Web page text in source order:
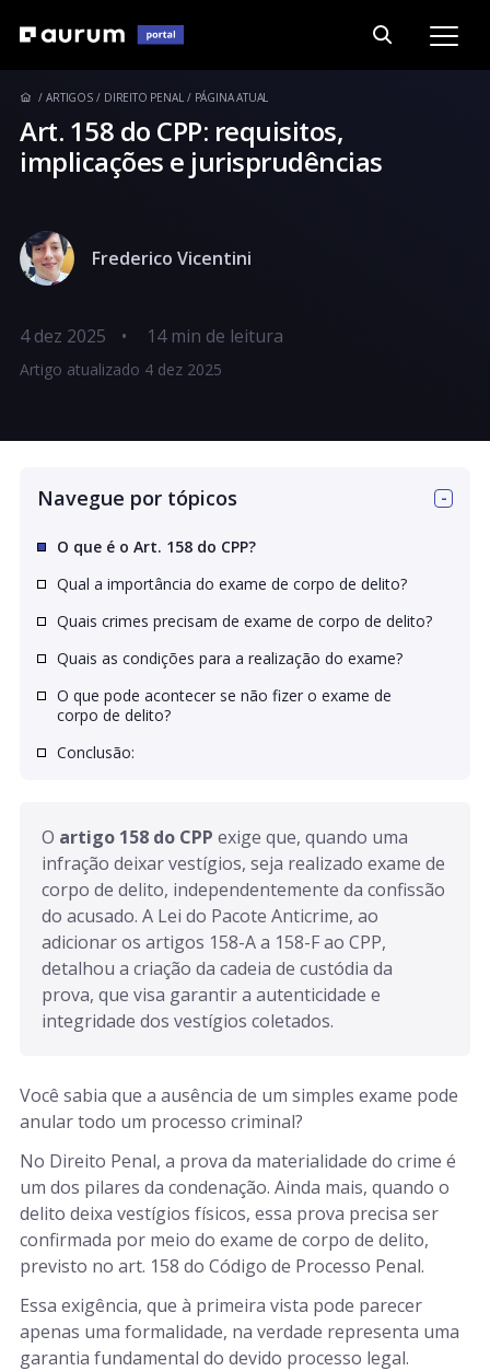
ARTIGOS DIREITO PENAL PÁGINA ATUAL
Art. 158 do CPP: requisitos,
implicações e jurisprudências
Frederico Vicentini
4 dez 2025 •
Artigo atualizado 4 dez 2025
Navegue por tópicos
O que é o Art. 158 do CPP?
Qual a importância do exame de corpo de delito?
Quais crimes precisam de exame de corpo de delito?
Quais as condições para a realização do exame?
O que pode acontecer se não fizer o exame de
corpo de delito?
Conclusão:
O artigo 158 do CPP exige que, quando uma
infração deixar vestígios, seja realizado exame de
corpo de delito, independentemente da confissão
do acusado. A Lei do Pacote Anticrime, ao
adicionar os artigos 158-A a 158-F ao CPP,
detalhou a criação da cadeia de custódia da
prova, que visa garantir a autenticidade e
integridade dos vestígios coletados.
Você sabia que a ausência de um simples exame pode
anular todo um processo criminal?
No Direito Penal, a prova da materialidade do crime é
um dos pilares da condenação. Ainda mais, quando o
delito deixa vestígios físicos, essa prova precisa ser
confirmada por meio do exame de corpo de delito,
previsto no art. 158 do Código de Processo Penal.
Essa exigência, que à primeira vista pode parecer
apenas uma formalidade, na verdade representa uma
garantia fundamental do devido processo legal.